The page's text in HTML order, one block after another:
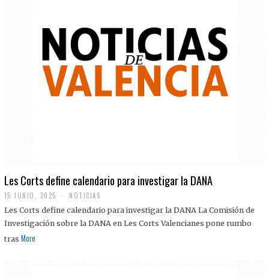
Les Corts define calendario para investigar la DANA
15 JUNIO, 2025 NOTICIAS
Les Corts define calendario para investigar la DANA La Comisión de
Investigación sobre la DANA en Les Corts Valencianes pone rumbo
tras More